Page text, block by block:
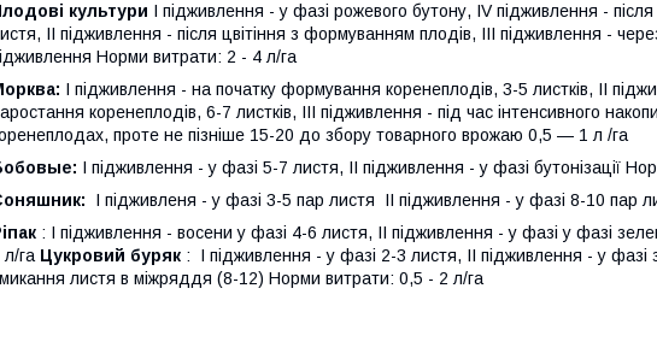
культури І підживлення - у фазі рожевого бутону, IV підживлення -
II підживлення - після цвітіння з формуванням плодів, III підживлення -
Норми витрати: 2 - 4 л/га
І підживлення - на початку формування коренеплодів, 3-5 листків, II
коренеплодів, 6-7 листків, III підживлення - під час інтенсивного
проте не пізніше 15-20 до збору товарного врожаю 0,5 — 1 л /га
І підживлення - у фазі 5-7 листя, II підживлення - у фазі бутонізації
І підживленя - у фазі 3-5 пар листя II підживлення - у фазі 8-10 пар
: І підживлення - восени у фазі 4-6 листя, II підживлення - у фазі у фазі
л/га Цукровий буряк : І підживлення - у фазі 2-3 листя, II підживлення - у фазі
листя в міжряддя (8-12) Норми витрати: 0,5 - 2 л/га